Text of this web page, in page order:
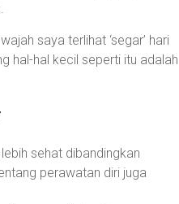
saya terlihat ‘segar’ hari
hal-hal kecil seperti itu adalah
sehat dibandingkan
perawatan diri juga